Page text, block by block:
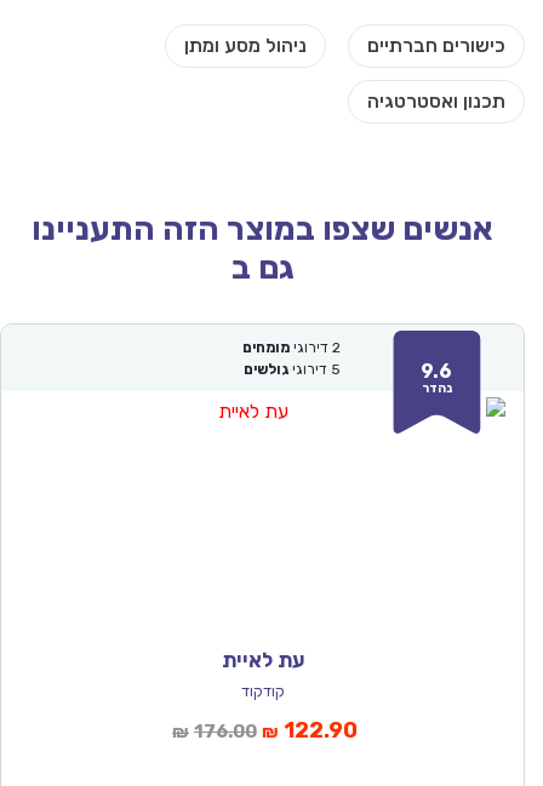
אנשים שצפו במוצר הזה התעניינו
גם ב
דירוגי מומחים
דירוגי גולשים
עת לאיית
קודקוד
₪ 176.00 המחיר
₪ 122.90